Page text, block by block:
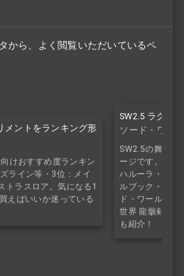
から、よく閲覧いただいているペ
メントをランキング形
けおすすめ度ランキン
ライン等・3位：メイ
トラスロア。気になる1
えばいいか迷っている
SW2.5 ラクシ
ソード・ワー
SW2.5の舞台「
ージです。ライ
ハルーラ・エイ
ルブック・サプ
ド・ワールド
世界 龍骸剣刃
も紹介！